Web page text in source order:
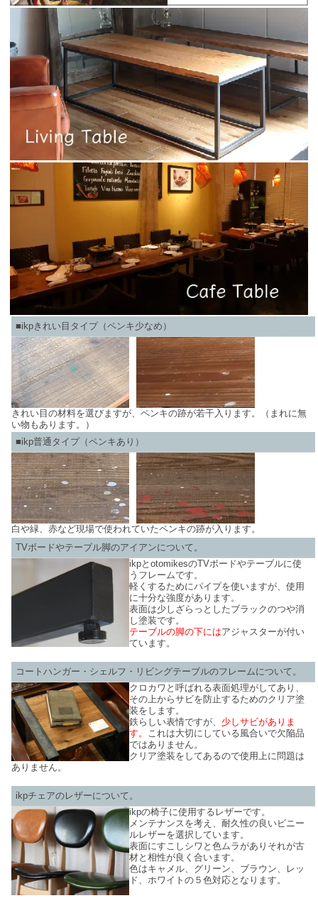
■ikpきれい目タイプ（ペンキ少なめ）
きれい目の材料を選びますが、ペンキの跡が若干入ります。（まれに無
い物もあります。）
■ikp普通タイプ（ペンキあり）
白や緑、赤など現場で使われていたペンキの跡が入ります。
TVボードやテーブル脚のアイアンについて。
ikpとotomikesのTVボードやテーブルに使
うフレームです。
軽くするためにパイプを使いますが、使用
に十分な強度があります。
表面は少しざらっとしたブラックのつや消
し塗装です。
テーブルの脚の下にはアジャスターが付い
ています。
コートハンガー・シェルフ・リビングテーブルのフレームについて。
クロカワと呼ばれる表面処理がしてあり、
その上からサビを防止するためのクリア塗
装をします。
鉄らしい表情ですが、 少しサビがありま
す。
これは大切にしている風合いで欠陥品
ではありません。
クリア塗装をしてあるので使用上に問題は
ありません。
ikpチェアのレザーについて。
ikpの椅子に使用するレザーです。
メンテナンスを考え、耐久性の良いビニー
ルレザーを選択しています。
表面にすこしシワと色ムラがありそれが古
材と相性が良く合います。
色はキャメル、グリーン、ブラウン、レッ
ド、ホワイトの５色対応となります。